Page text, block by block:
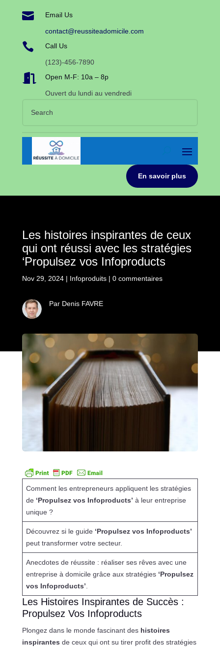
 Email Us
contact@reussiteadomicile.com
 Call Us
(123)-456-7890
 Open M-F: 10a – 8p
Ouvert du lundi au vendredi
En savoir plus
Les histoires inspirantes de ceux
qui ont réussi avec les stratégies
‘Propulsez vos Infoproducts
Nov 29, 2024| Infoproduits| 0 commentaires
Par Denis FAVRE
Comment les entrepreneurs appliquent les stratégies
de ‘Propulsez vos Infoproducts’ à leur entreprise
unique ?
Découvrez si le guide ‘Propulsez vos Infoproducts’
peut transformer votre secteur.
Anecdotes de réussite : réaliser ses rêves avec une
entreprise à domicile grâce aux stratégies ‘Propulsez
vos Infoproducts’
Les Histoires Inspirantes de Succès :
Propulsez Vos Infoproducts
Plongez dans le monde fascinant des histoires
inspirantes de ceux qui ont su tirer profit des stratégies